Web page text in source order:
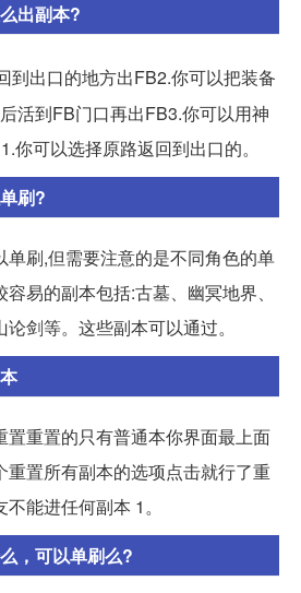
出副本?
到出口的地方出FB2.你可以把装备
活到FB门口再出FB3.你可以用神
你可以选择原路返回到出口的。
刷?
单刷,但需要注意的是不同角色的单
易的副本包括:古墓、幽冥地界、
剑等。这些副本可以通过。
置重置的只有普通本你界面最上面
重置所有副本的选项点击就行了重
能进任何副本 1。
，可以单刷么?